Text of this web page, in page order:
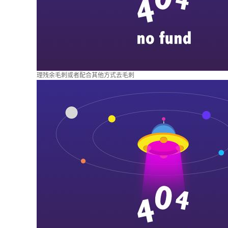
理残余毛刺或者配合其他方式去毛刺